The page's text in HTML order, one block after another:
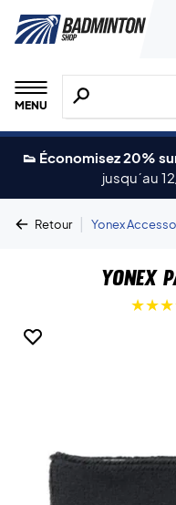
MENU
Recherche de
👟 Économisez 20%
jusqu´au
Retour | Yonex
Yonex